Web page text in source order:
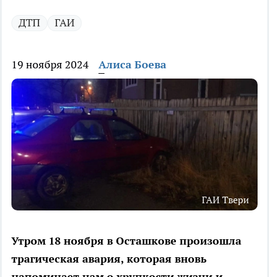
ДТП ГАИ
19 ноября 2024 Алиса Боева
ГАИ Твери
Утром 18 ноября в Осташкове произошла
трагическая авария, которая вновь